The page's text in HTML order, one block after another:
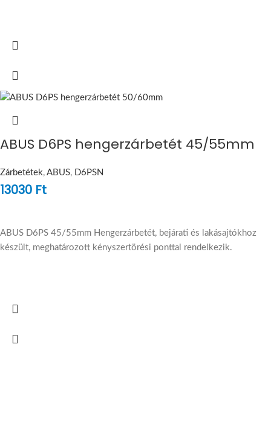
ABUS D6PS hengerzárbetét 45/55mm
Zárbetétek, ABUS, D6PSN
13030 Ft
ABUS D6PS 45/55mm Hengerzárbetét, bejárati és lakásajtókhoz
készült, meghatározott kényszertörési ponttal rendelkezik.